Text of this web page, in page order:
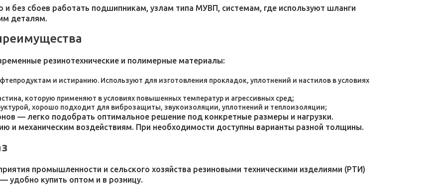
без сбоев работать подшипникам, узлам типа МУВП, системам, где используют шланги
деталям.
резинотехнические и полимерные материалы:
и истиранию. Используют для изготовления прокладок, уплотнений и настилов в условиях
которую применяют в условиях повышенных температур и агрессивных сред;
хорошо подходит для виброзащиты, звукоизоляции, уплотнений и теплоизоляции;
— легко подобрать оптимальное решение под конкретные размеры и нагрузки.
и механическим воздействиям. При необходимости доступны варианты разной толщины.
промышленности и сельского хозяйства резиновыми техническими изделиями (РТИ)
удобно купить оптом и в розницу.